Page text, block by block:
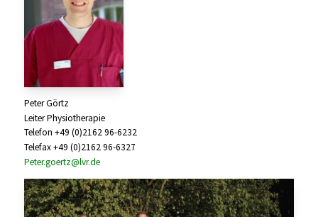
Peter Görtz
Leiter Physiotherapie
Telefon +49 (0)2162 96-6232
Telefax +49 (0)2162 96-6327
Peter.goertz@lvr.de